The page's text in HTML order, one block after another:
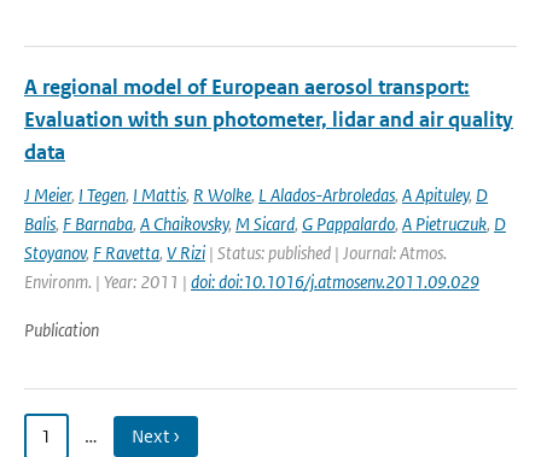
A regional model of European aerosol transport:
Evaluation with sun photometer, lidar and air quality
data
J Meier, I Tegen, I Mattis, R Wolke, L Alados-Arbroledas, A Apituley, D
Balis, F Barnaba, A Chaikovsky, M Sicard, G Pappalardo, A Pietruczuk, D
Stoyanov, F Ravetta, V Rizi | Status: published | Journal: Atmos.
Environm. | Year: 2011 | doi: doi:10.1016/j.atmosenv.2011.09.029
Publication
1 … Next ›